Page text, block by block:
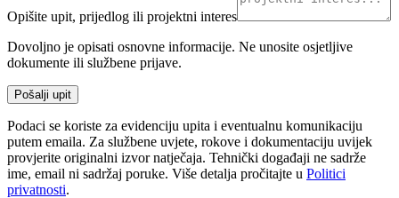
Opišite upit, prijedlog ili projektni interes
Dovoljno je opisati osnovne informacije. Ne unosite osjetljive
dokumente ili službene prijave.
Pošalji upit
Podaci se koriste za evidenciju upita i eventualnu komunikaciju
putem emaila. Za službene uvjete, rokove i dokumentaciju uvijek
provjerite originalni izvor natječaja. Tehnički događaji ne sadrže
ime, email ni sadržaj poruke. Više detalja pročitajte u Politici
privatnosti.